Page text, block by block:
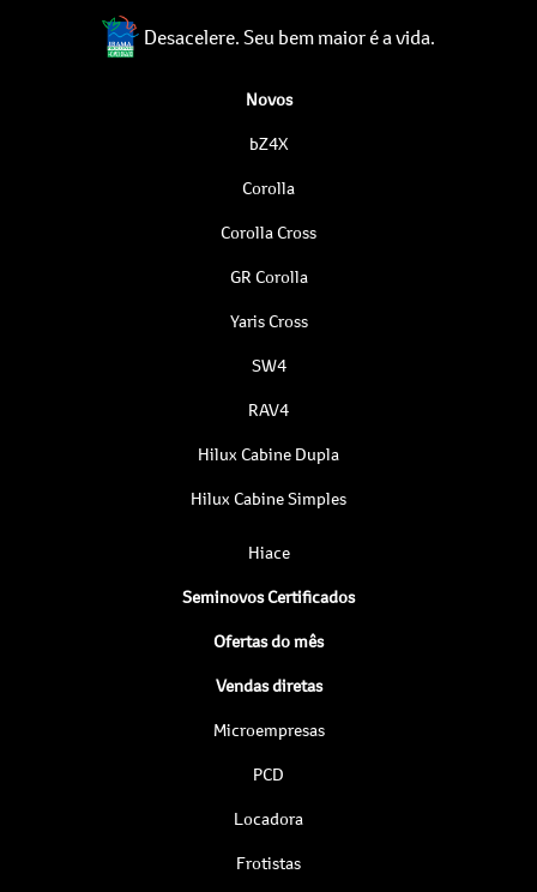
Desacelere. Seu bem maior é a vida.
Novos
bZ4X
Corolla
Corolla Cross
GR Corolla
Yaris Cross
SW4
RAV4
Hilux Cabine Dupla
Hilux Cabine Simples
Hiace
Seminovos Certificados
Ofertas do mês
Vendas diretas
Microempresas
PCD
Locadora
Frotistas